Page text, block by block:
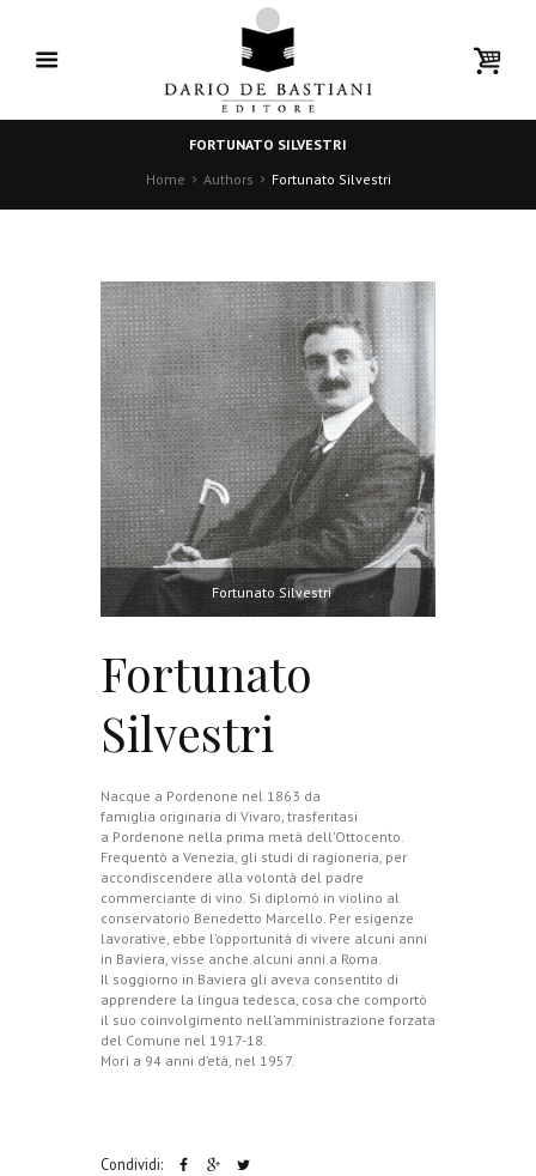
FORTUNATO SILVESTRI
Home
Authors Fortunato Silvestri
Fortunato Silvestri
Fortunato
Silvestri
Nacque a Pordenone nel 1863 da
famiglia originaria di Vivaro, trasferitasi
a Pordenone nella prima metà dell’Ottocento.
Frequentò a Venezia, gli studi di ragioneria, per
accondiscendere alla volontà del padre
commerciante di vino. Si diplomò in violino al
conservatorio Benedetto Marcello. Per esigenze
lavorative, ebbe l’opportunità di vivere alcuni anni
in Baviera, visse anche alcuni anni a Roma.
Il soggiorno in Baviera gli aveva consentito di
apprendere la lingua tedesca, cosa che comportò
il suo coinvolgimento nell’amministrazione forzata
del Comune nel 1917-18.
Morì a 94 anni d’età, nel 1957.
Condividi: